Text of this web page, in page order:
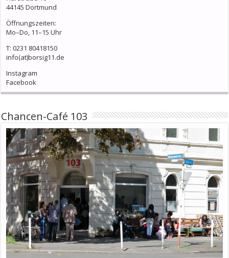
44145 Dortmund
Öffnungszeiten:
Mo–Do, 11–15 Uhr
T: 0231 80418150
info(at)borsig11.de
Instagram
Facebook
Chancen-Café 103